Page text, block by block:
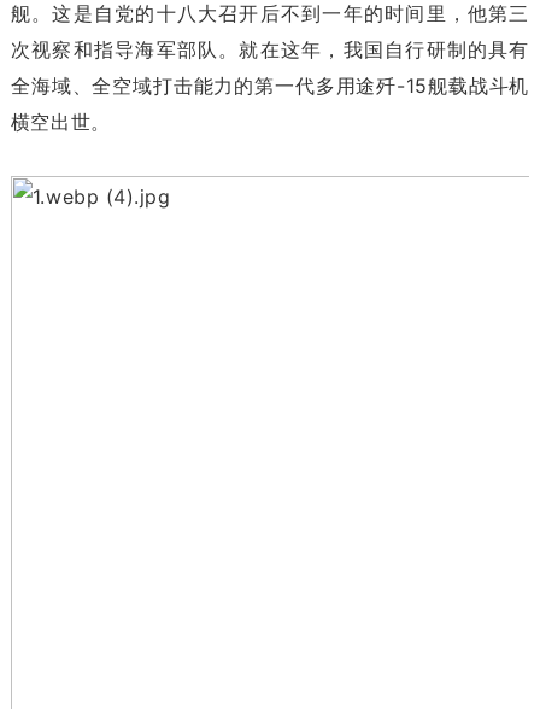
舰。这是自党的十八大召开后不到一年的时间里，他第三
次视察和指导海军部队。就在这年，我国自行研制的具有
全海域、全空域打击能力的第一代多用途歼-15舰载战斗机
横空出世。